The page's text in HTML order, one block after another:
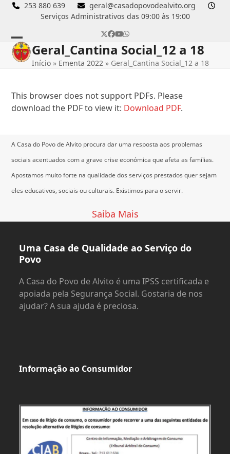
Skip
253 880 639
geral@casadopovodealvito.org
Serviços Administrativos das 09:00 às 19:00
Twitter
Facebook
YouTube
Whatsapp
Open
mobile
Close
mobile
Geral_Cantina Social_12 a 18
Início » Ementa 2022 » Geral_Cantina Social_12 a 18
This browser does not support PDFs. Please
download the PDF to view it: Download PDF.
A Casa do Povo de Alvito procura dar uma resposta aos problemas
sociais acentuados com a grave crise económica que afeta as famílias.
Apostamos muito forte na qualidade dos serviços prestados quer sejam
eles educativos, sociais ou culturais. Existimos para o servir.
Saiba Mais
Uma Casa de Qualidade ao Serviço do
Povo
A Casa do Povo de Alvito é uma IPSS certificada e
apoiada pela Segurança Social. Gostaria de nos
ajudar? A sua ajuda é preciosa.
Informação ao Consumidor